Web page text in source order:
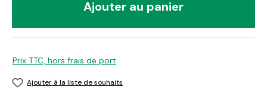
Ajouter au panier
Prix TTC, hors frais de port
Ajouter à la liste de souhaits